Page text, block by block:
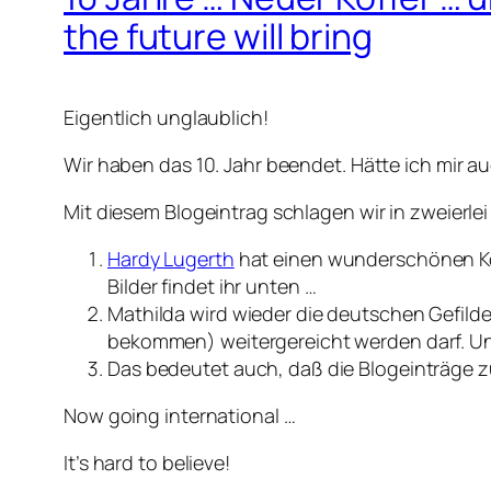
the future will bring
Eigentlich unglaublich!
Wir haben das 10. Jahr beendet. Hätte ich mir
Mit diesem Blogeintrag schlagen wir in
Hardy Lugerth hat einen wunderschönen
Bilder findet ihr unten …
Mathilda wird wieder die deutschen
bekommen) weitergereicht werden darf.
Das bedeutet auch, daß die Blogeinträge
Now going international …
It’s hard to believe!